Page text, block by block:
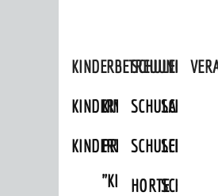
KINDERBETREUUNG
KINDERTAGESPFLEGE
KINDERKRIPPEN
KINDERTAGESSTÄTTEN
PROJEKT
"KINDER
SCHULEN
SCHULARTEN
SCHULFERIEN
HORTE